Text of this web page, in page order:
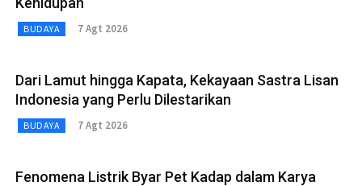
BUDAYA 7 Agt 2026
Dari Lamut hingga Kapata, Kekayaan Sastra Lisan
Indonesia yang Perlu Dilestarikan
BUDAYA 7 Agt 2026
Fenomena Listrik Byar Pet Kadap dalam Karya